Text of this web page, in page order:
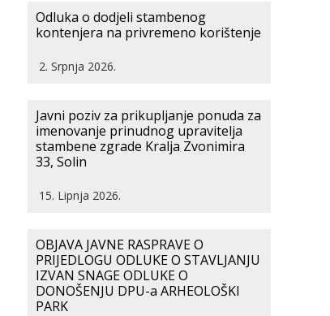
Odluka o dodjeli stambenog
kontenjera na privremeno korištenje
2. Srpnja 2026.
Javni poziv za prikupljanje ponuda za
imenovanje prinudnog upravitelja
stambene zgrade Kralja Zvonimira
33, Solin
15. Lipnja 2026.
OBJAVA JAVNE RASPRAVE O
PRIJEDLOGU ODLUKE O STAVLJANJU
IZVAN SNAGE ODLUKE O
DONOŠENJU DPU-a ARHEOLOŠKI
PARK